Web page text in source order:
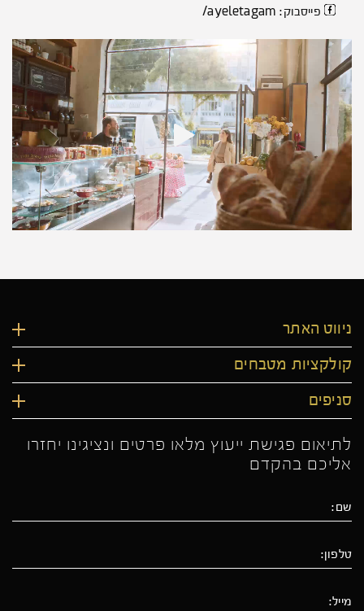
פייסבוק: ayeletagam/
ניווט האתר
קולקציות מטבחים
סניפים
לתיאום פגישת ייעוץ מלאו פרטים ונציגינו יחזרו
אליכם בהקדם